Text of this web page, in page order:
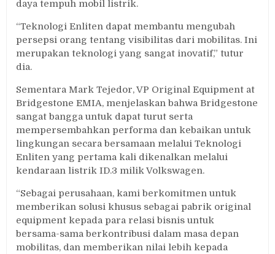
daya tempuh mobil listrik.
“Teknologi Enliten dapat membantu mengubah
persepsi orang tentang visibilitas dari mobilitas. Ini
merupakan teknologi yang sangat inovatif,” tutur
dia.
Sementara Mark Tejedor, VP Original Equipment at
Bridgestone EMIA, menjelaskan bahwa Bridgestone
sangat bangga untuk dapat turut serta
mempersembahkan performa dan kebaikan untuk
lingkungan secara bersamaan melalui Teknologi
Enliten yang pertama kali dikenalkan melalui
kendaraan listrik ID.3 milik Volkswagen.
“Sebagai perusahaan, kami berkomitmen untuk
memberikan solusi khusus sebagai pabrik original
equipment kepada para relasi bisnis untuk
bersama-sama berkontribusi dalam masa depan
mobilitas, dan memberikan nilai lebih kepada